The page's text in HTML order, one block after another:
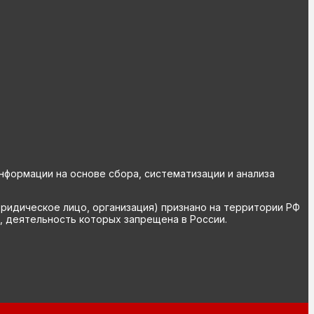
на основе сбора, систематизации и анализа
лицо, организация) признано на территории РФ
которых запрещена в России.